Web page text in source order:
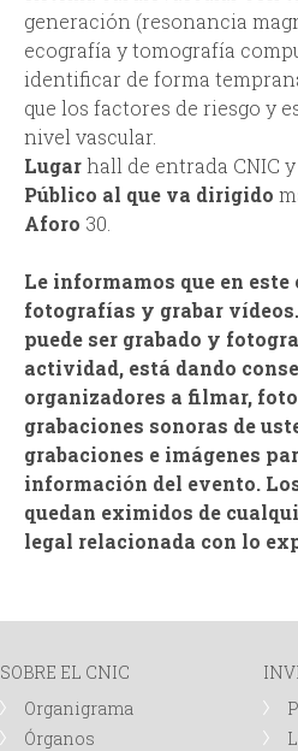
r
t
e
n
c
i
a
generación (resonancia
ecografía y tomografía
identificar de forma
que los factores de riesgo y
nivel vascular.
Lugarhall de entrada CNIC
Público al que va dirigido
Aforo 30.
Le informamos que en
fotografías y grabar
puede ser grabado y
actividad, está dando
organizadores a filmar,
grabaciones sonoras de
grabaciones e imágenes
información del evento.
quedan eximidos de
legal relacionada con lo
SOBRE EL CNIC
Organigrama
Órganos